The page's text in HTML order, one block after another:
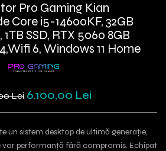
Pro Gaming Kian
Core i5-14600KF, 32GB
SSD, RTX 5060 8GB
6, Windows 11 Home
Lei 6.100,00 Lei
un sistem desktop de ultimă generație,
vor performanță fără compromis. Echipat